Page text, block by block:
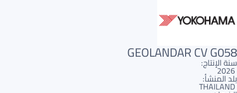
GEOLANDAR CV G058
سنة الإنتاج:
2026
بلد المنشأ:
THAILAND